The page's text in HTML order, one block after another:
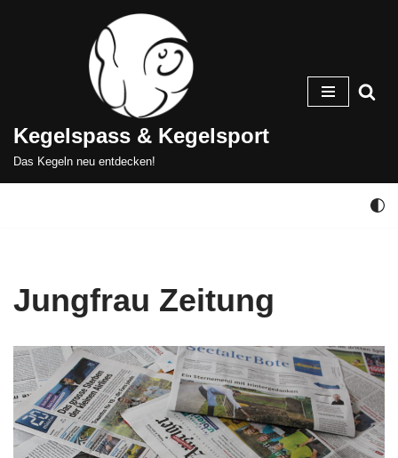
Kegelspass & Kegelsport
Das Kegeln neu entdecken!
Jungfrau Zeitung